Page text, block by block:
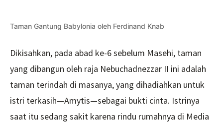
Taman Gantung Babylonia oleh Ferdinand Knab
Dikisahkan, pada abad ke-6 sebelum Masehi, taman
yang dibangun oleh raja Nebuchadnezzar II ini adalah
taman terindah di masanya, yang dihadiahkan untuk
istri terkasih—Amytis—sebagai bukti cinta. Istrinya
saat itu sedang sakit karena rindu rumahnya di Media